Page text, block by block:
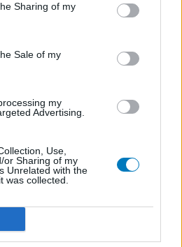
Sharing of my
Sale of my
my
Advertising.
Use,
or Sharing of my
Unrelated with the
was collected.
maand ongeveer.